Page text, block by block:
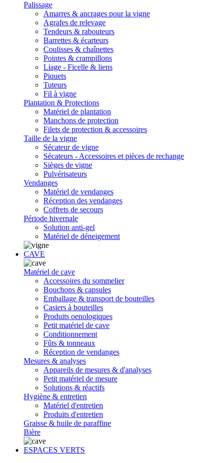
Palissage
Amarres & ancrages pour la vigne
Agrafes de relevage
Tendeurs & rabouteurs
Barrettes & écarteurs
Coulisses & chaînettes
Pointes & crampillons
Liage - Ficelle & liens
Piquets
Tuteurs
Fil à vigne
Plantation & Protections
Matériel de plantation
Manchons de protection
Filets de protection & accessoires
Taille de la vigne
Sécateur de vigne
Sécateurs - Accessoires et pièces de rechange
Sièges de vigne
Pulvérisateurs
Vendanges
Matériel de vendanges
Réception des vendanges
Coffrets de secours
Période hivernale
Solution anti-gel
Matériel de déneigement
CAVE
Matériel de cave
Accessoires du sommelier
Bouchons & capsules
Emballage & transport de bouteilles
Casiers à bouteilles
Produits oenologiques
Petit matériel de cave
Conditionnement
Fûts & tonneaux
Réception de vendanges
Mesures & analyses
Appareils de mesures & d'analyses
Petit matériel de mesure
Solutions & réactifs
Hygiène & entretien
Matériel d'entretien
Produits d'entretien
Graisse & huile de paraffine
Bière
ESPACES VERTS